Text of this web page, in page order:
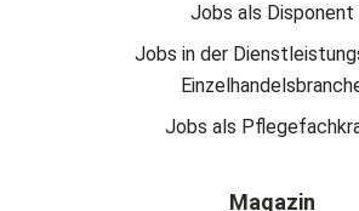
Jobs als Disponent
Jobs in der
Jobs als
Magazin